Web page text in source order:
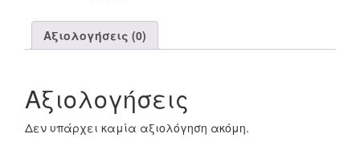
Αξιολογήσεις (0)
Αξιολογήσεις
Δεν υπάρχει καμία αξιολόγηση ακόμη.